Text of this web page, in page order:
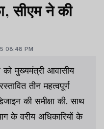
सीएम ने की
08:48 PM
को मुख्यमंत्री आवासीय
तीन महत्वपूर्ण
की समीक्षा की. साथ
के वरीय अधिकारियों के